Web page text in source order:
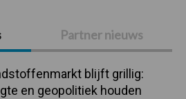
Partner nieuws
blijft grillig:
en geopolitiek houden